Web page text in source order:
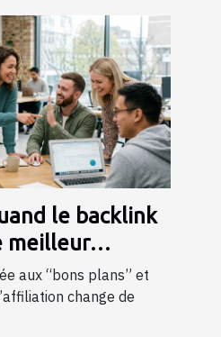
le backlink
meilleur
aux “bons plans” et
change de